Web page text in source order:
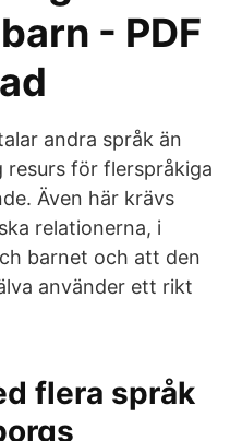
- PDF
andra språk än
resurs för flerspråkiga
Även här krävs
relationerna, i
barnet och att den
använder ett rikt
flera språk